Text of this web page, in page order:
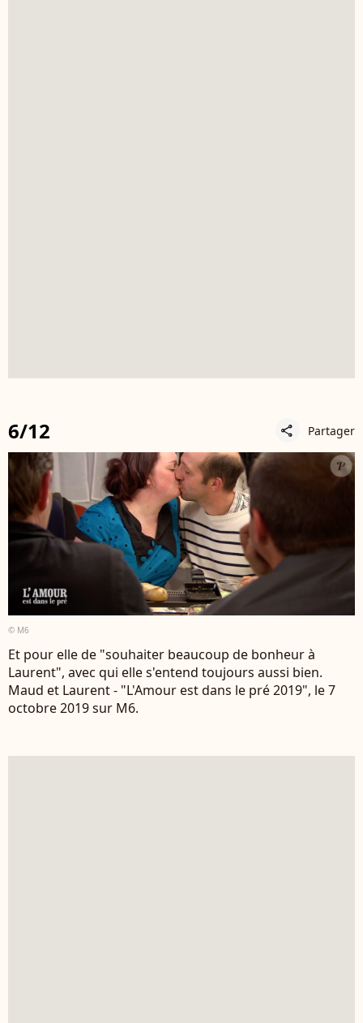
6/12 share Partager
© M6
Et pour elle de "souhaiter beaucoup de bonheur à
Laurent", avec qui elle s'entend toujours aussi bien.
Maud et Laurent - "L'Amour est dans le pré 2019", le 7
octobre 2019 sur M6.